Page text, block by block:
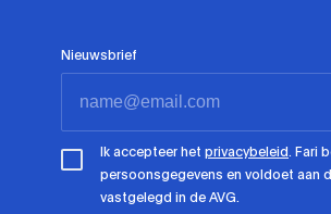
Nieuwsbrief
Ik accepteer het privacybeleid . Fari
persoonsgegevens en voldoet aan
vastgelegd in de AVG.